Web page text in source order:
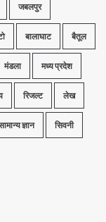
जबलपुर
बालाघाट बैतूल
मंडला मध्य प्रदेश
रिजल्ट लेख
ज्ञान सिवनी